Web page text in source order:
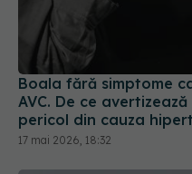
Boala fără simptome
AVC. De ce
pericol din cauza
17 mai 2026, 18:32